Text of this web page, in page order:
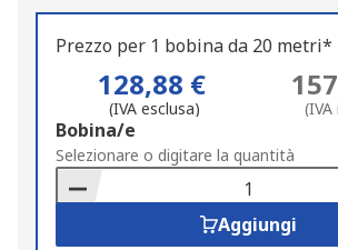
Prezzo per 1 bobina da 20 metri*
128,88 €
(IVA esclusa) (IVA
Add
to
Basket
Bobina/e
Selezionare o digitare la quantità
Aggiungi